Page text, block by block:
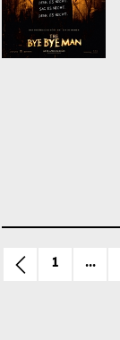
1 ...